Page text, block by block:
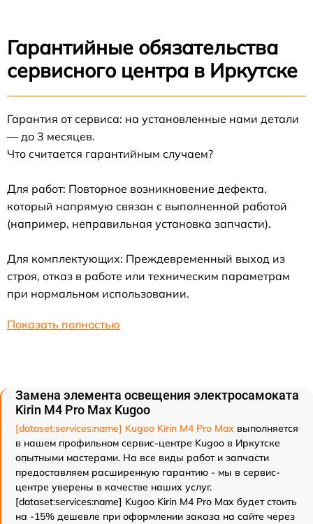
Гарантийные обязательства
сервисного центра в Иркутске
Гарантия от сервиса: на установленные нами детали
— до 3 месяцев.
Что считается гарантийным случаем?
Для работ: Повторное возникновение дефекта,
который напрямую связан с выполненной работой
(например, неправильная установка запчасти).
Для комплектующих: Преждевременный выход из
строя, отказ в работе или техническим параметрам
при нормальном использовании.
Показать полностью
Замена элемента освещения электросамоката
Kirin M4 Pro Max Kugoo
[dataset:services:name] Kugoo Kirin M4 Pro Max выполняется
в нашем профильном сервис-центре Kugoo в Иркутске
опытными мастерами. На все виды работ и запчасти
предоставляем расширенную гарантию - мы в сервис-
центре уверены в качестве наших услуг.
[dataset:services:name] Kugoo Kirin M4 Pro Max будет стоить
на -15% дешевле при оформлении заказа на сайте через